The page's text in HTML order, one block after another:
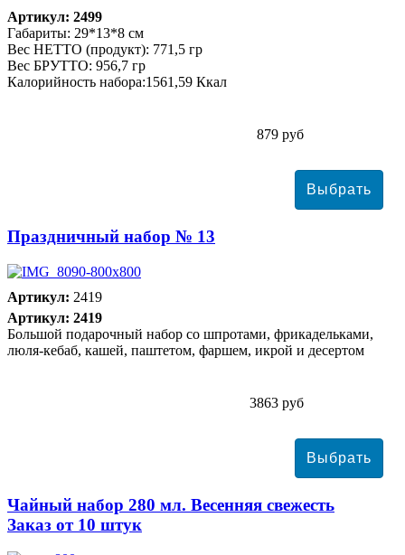
Артикул: 2499
Габариты: 29*13*8 см
Вес НЕТТО (продукт): 771,5 гр
Вес БРУТТО: 956,7 гр
Калорийность набора:1561,59 Ккал
879 руб
Праздничный набор № 13
Артикул: 2419
Артикул: 2419
Большой подарочный набор со шпротами, фрикадельками,
люля-кебаб, кашей, паштетом, фаршем, икрой и десертом
3863 руб
Чайный набор 280 мл. Весенняя свежесть
Заказ от 10 штук